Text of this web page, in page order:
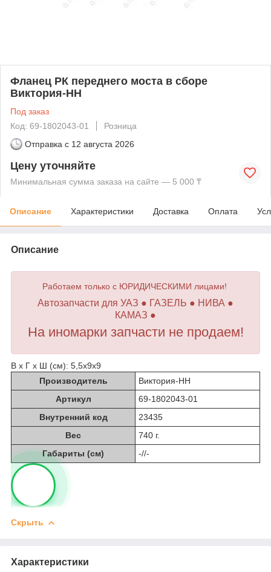
Фланец РК переднего моста в сборе
Виктория-НН
Под заказ
Код: 69-1802043-01
Розница
Отправка с 12 августа 2026
Цену уточняйте
Минимальная сумма заказа на сайте — 5 000 ₸
Описание Характеристики Доставка Оплата
Описание
Работаем только с ЮРИДИЧЕСКИМИ лицами!
Автозапчасти для УАЗ ● ГАЗЕЛЬ ● НИВА ●
КАМАЗ ●
На иномарки запчасти не продаем!
В х Г х Ш (см): 5,5х9х9
Производитель
Виктория-НН
Артикул
69-1802043-01
Внутренний код
23435
Вес
740 г.
Габариты (см)
-//-
Скрыть
Характеристики